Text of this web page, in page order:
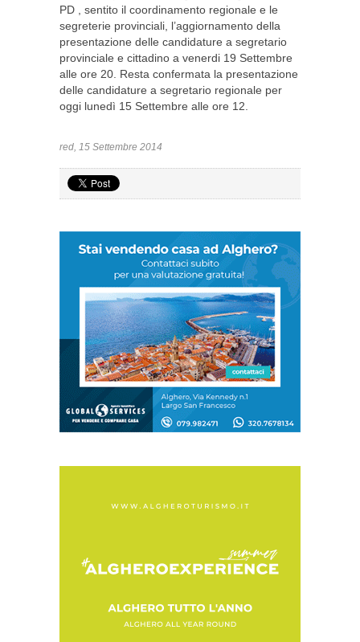
PD , sentito il coordinamento regionale e le
segreterie provinciali, l’aggiornamento della
presentazione delle candidature a segretario
provinciale e cittadino a venerdi 19 Settembre
alle ore 20. Resta confermata la presentazione
delle candidature a segretario regionale per
oggi lunedì 15 Settembre alle ore 12.
red, 15 Settembre 2014